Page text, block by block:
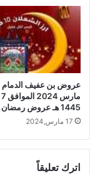
1445 هـ عروض رمضان اليومية
17 مارس,2024
اترك تعليقاً